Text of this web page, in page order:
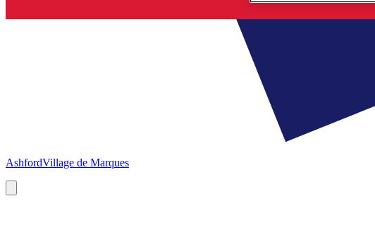
AshfordVillage de Marques